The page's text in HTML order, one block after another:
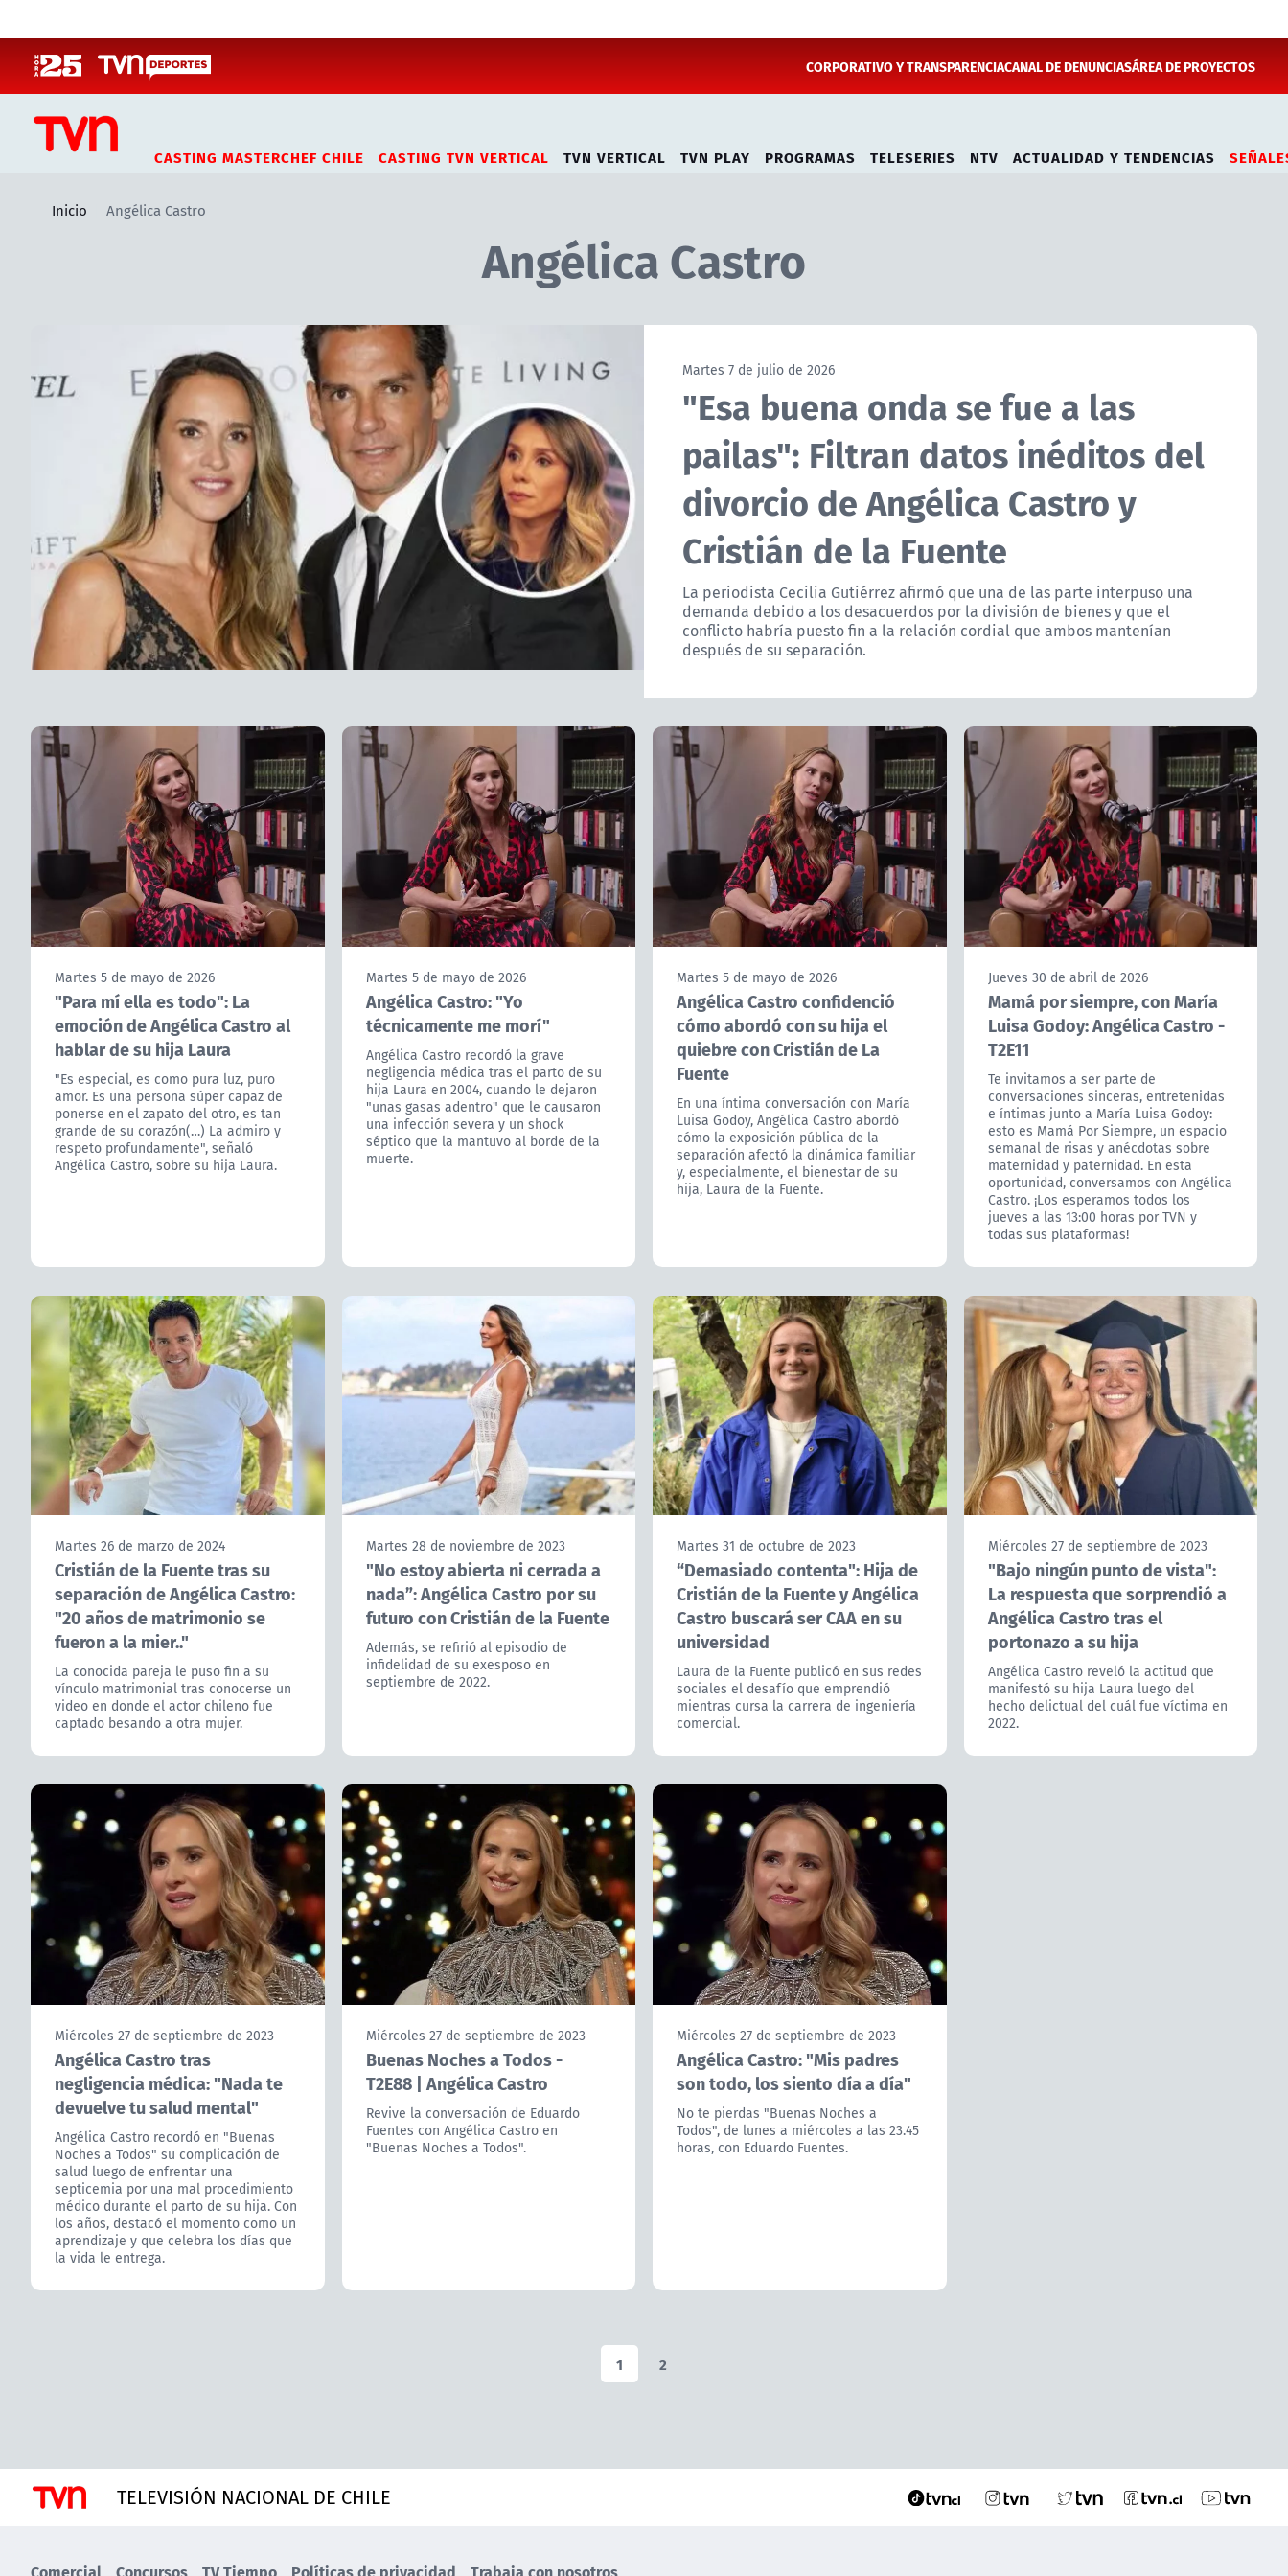
CORPORATIVO Y TRANSPARENCIACANAL DE DENUNCIASÁREA DE PROYECTOS
CASTING MASTERCHEF CHILE CASTING TVN VERTICAL TVN VERTICAL TVN PLAY PROGRAMAS TELESERIES NTV ACTUALIDAD Y TENDENCIAS
Inicio Angélica Castro
Angélica Castro
Martes 7 de julio de 2026
"Esa buena onda se fue a las
pailas": Filtran datos inéditos del
divorcio de Angélica Castro y
Cristián de la Fuente
La periodista Cecilia Gutiérrez afirmó que una de las parte interpuso una
demanda debido a los desacuerdos por la división de bienes y que el
conflicto habría puesto fin a la relación cordial que ambos mantenían
después de su separación.
Martes 5 de mayo de 2026
"Para mí ella es todo": La
emoción de Angélica Castro al
hablar de su hija Laura
"Es especial, es como pura luz, puro
amor. Es una persona súper capaz de
ponerse en el zapato del otro, es tan
grande de su corazón(…) La admiro y
respeto profundamente", señaló
Angélica Castro, sobre su hija Laura.
Martes 5 de mayo de 2026
Angélica Castro: "Yo
técnicamente me morí"
Angélica Castro recordó la grave
negligencia médica tras el parto de su
hija Laura en 2004, cuando le dejaron
"unas gasas adentro" que le causaron
una infección severa y un shock
séptico que la mantuvo al borde de la
muerte.
Martes 5 de mayo de 2026
Angélica Castro confidenció
cómo abordó con su hija el
quiebre con Cristián de La
Fuente
En una íntima conversación con María
Luisa Godoy, Angélica Castro abordó
cómo la exposición pública de la
separación afectó la dinámica familiar
y, especialmente, el bienestar de su
hija, Laura de la Fuente.
Jueves 30 de abril de 2026
Mamá por siempre, con María
Luisa Godoy: Angélica Castro -
T2E11
Te invitamos a ser parte de
conversaciones sinceras, entretenidas
e íntimas junto a María Luisa Godoy:
esto es Mamá Por Siempre, un espacio
semanal de risas y anécdotas sobre
maternidad y paternidad. En esta
oportunidad, conversamos con Angélica
Castro. ¡Los esperamos todos los
jueves a las 13:00 horas por TVN y
todas sus plataformas!
Martes 26 de marzo de 2024
Cristián de la Fuente tras su
separación de Angélica Castro:
"20 años de matrimonio se
fueron a la mier.."
La conocida pareja le puso fin a su
vínculo matrimonial tras conocerse un
video en donde el actor chileno fue
captado besando a otra mujer.
Martes 28 de noviembre de 2023
"No estoy abierta ni cerrada a
nada”: Angélica Castro por su
futuro con Cristián de la Fuente
Además, se refirió al episodio de
infidelidad de su exesposo en
septiembre de 2022.
Martes 31 de octubre de 2023
“Demasiado contenta": Hija de
Cristián de la Fuente y Angélica
Castro buscará ser CAA en su
universidad
Laura de la Fuente publicó en sus redes
sociales el desafío que emprendió
mientras cursa la carrera de ingeniería
comercial.
Miércoles 27 de septiembre de 2023
"Bajo ningún punto de vista":
La respuesta que sorprendió a
Angélica Castro tras el
portonazo a su hija
Angélica Castro reveló la actitud que
manifestó su hija Laura luego del
hecho delictual del cuál fue víctima en
2022.
Miércoles 27 de septiembre de 2023
Angélica Castro tras
negligencia médica: "Nada te
devuelve tu salud mental"
Angélica Castro recordó en "Buenas
Noches a Todos" su complicación de
salud luego de enfrentar una
septicemia por una mal procedimiento
médico durante el parto de su hija. Con
los años, destacó el momento como un
aprendizaje y que celebra los días que
la vida le entrega.
Miércoles 27 de septiembre de 2023
Buenas Noches a Todos -
T2E88 | Angélica Castro
Revive la conversación de Eduardo
Fuentes con Angélica Castro en
"Buenas Noches a Todos".
Miércoles 27 de septiembre de 2023
Angélica Castro: "Mis padres
son todo, los siento día a día"
No te pierdas "Buenas Noches a
Todos", de lunes a miércoles a las 23.45
horas, con Eduardo Fuentes.
1 2
TELEVISIÓN NACIONAL DE CHILE